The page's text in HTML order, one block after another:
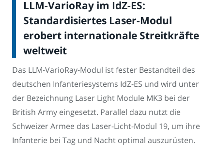
LLM-VarioRay im IdZ-ES:
Standardisiertes Laser-Modul
erobert internationale Streitkräfte
weltweit
Das LLM-VarioRay-Modul ist fester Bestandteil des
deutschen Infanteriesystems IdZ-ES und wird unter
der Bezeichnung Laser Light Module MK3 bei der
British Army eingesetzt. Parallel dazu nutzt die
Schweizer Armee das Laser-Licht-Modul 19, um ihre
Infanterie bei Tag und Nacht optimal auszurüsten.